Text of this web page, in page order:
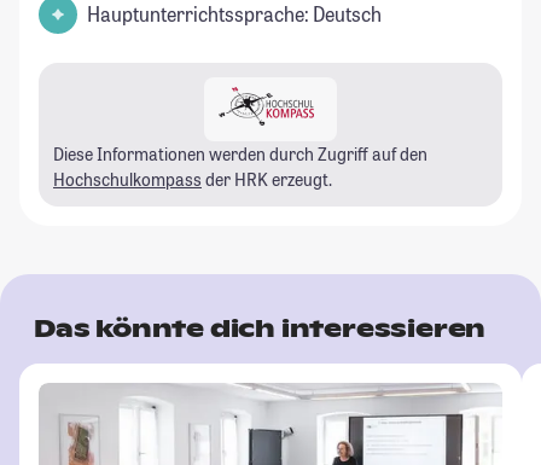
Hauptunterrichtssprache: Deutsch
Diese Informationen werden durch Zugriff auf den
Hochschulkompass der HRK erzeugt.
Das könnte dich interessieren